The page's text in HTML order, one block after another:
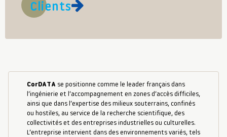
Clients
CorDATA se positionne comme le leader français dans
l’ingénierie et l’accompagnement en zones d’accès difficiles,
ainsi que dans l’expertise des milieux souterrains, confinés
ou hostiles, au service de la recherche scientifique, des
collectivités et des entreprises industrielles ou culturelles.
L’entreprise intervient dans des environnements variés, tels